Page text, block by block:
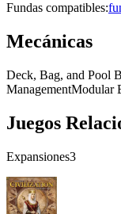
Fundas compatibles:
Mecánicas
Deck, Bag, and Pool
ManagementModular
Juegos
Expansiones3